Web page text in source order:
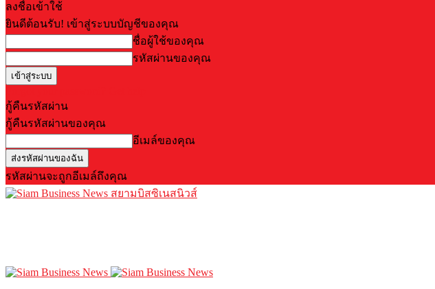
ลงชื่อเข้าใช้
ยินดีต้อนรับ! เข้าสู่ระบบบัญชีของคุณ
ชื่อผู้ใช้ของคุณ
รหัสผ่านของคุณ
กู้คืนรหัสผ่าน
กู้คืนรหัสผ่านของคุณ
อีเมล์ของคุณ
รหัสผ่านจะถูกอีเมล์ถึงคุณ
สยามบิสซิเนสนิวส์